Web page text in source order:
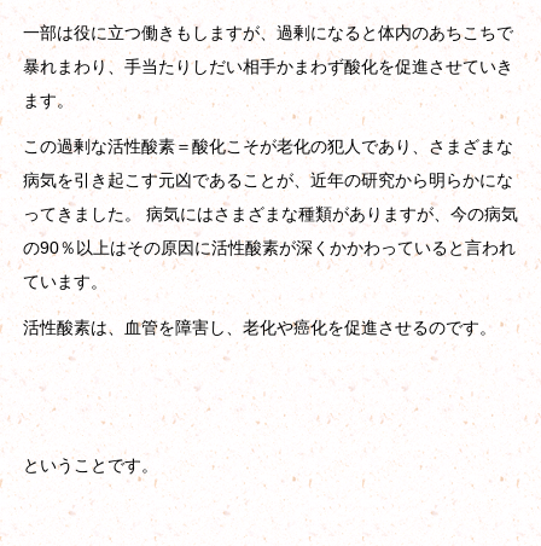
一部は役に立つ働きもしますが、過剰になると体内のあちこちで
暴れまわり、手当たりしだい相手かまわず酸化を促進させていき
ます。
この過剰な活性酸素＝酸化こそが老化の犯人であり、さまざまな
病気を引き起こす元凶であることが、近年の研究から明らかにな
ってきました。 病気にはさまざまな種類がありますが、今の病気
の90％以上はその原因に活性酸素が深くかかわっていると言われ
ています。
活性酸素は、血管を障害し、老化や癌化を促進させるのです。
ということです。